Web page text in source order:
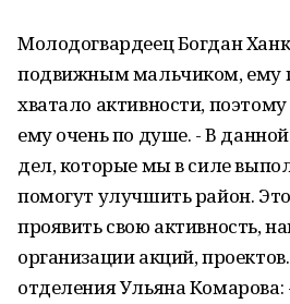
Молодогвардеец Богдан
подвижным мальчиком, ему
хватало активности,
ему очень по душе. - В
дел, которые мы в силе
помогут улучшить район.
проявить свою активность,
организации акций,
отделения Ульяна